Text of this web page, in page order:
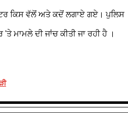
ਕਿਸ ਵੱਲੋਂ ਅਤੇ ਕਦੋਂ ਲਗਾਏ ਗਏ। ਪੁਲਿਸ
ਮਾਮਲੇ ਦੀ ਜਾਂਚ ਕੀਤੀ ਜਾ ਰਹੀ ਹੈ ।